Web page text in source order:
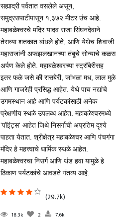
सह्याद्री पर्वतात वसलेले असून,
समुद्रसपाटीपासून १,३७२ मीटर उंच आहे.
महाबळेश्वरचे मंदिर यादव राजा सिंघनदेवाने
तेराव्या शतकात बांधले होते, आणि येथेच शिवाजी
महाराजांनी अफझलखानच्या तंबूचे सोन्याचे कळस
अर्पण केले होते. महाबळेश्वरच्या स्ट्रॉबेरीसह
इतर फळे जसे की रासबेरी, जांभळा मध, लाल मुळे
आणि गाजरेही प्रसिद्ध आहेत. येथे पाच नद्यांचे
उगमस्थान आहे आणि पर्यटकांसाठी अनेक
प्रेक्षणीय स्थळे उपलब्ध आहेत. महाबळेश्वरमध्ये
'पॉइंट्स' आहेत जिथे निसर्गाची अप्रतिम दृश्ये
पाहता येतात. श्रीक्षेत्र महाबळेश्वर आणि पंचगंगा
मंदिर हे महत्त्वाचे धार्मिक स्थळे आहेत.
महाबळेश्वरचा निसर्ग आणि थंड हवा यामुळे हे
ठिकाण पर्यटकांचे आवडते गंतव्य आहे.
(29.7k)
18.3k 2 7.6k